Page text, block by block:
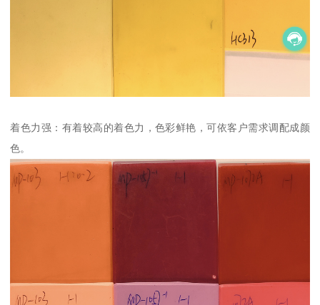
着色力强：有着较高的着色力，色彩鲜艳，可依客户需求调配成颜
色。